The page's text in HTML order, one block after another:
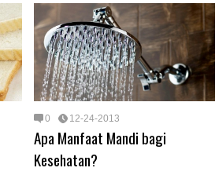
0 12-24-2013
Apa Manfaat Mandi bagi
Kesehatan?